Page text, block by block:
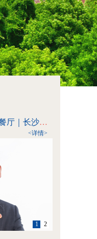
相聚美丽思沁 相遇幸福餐厅｜长沙思沁“幸福食堂”第七周菜单
<详情>
1 2